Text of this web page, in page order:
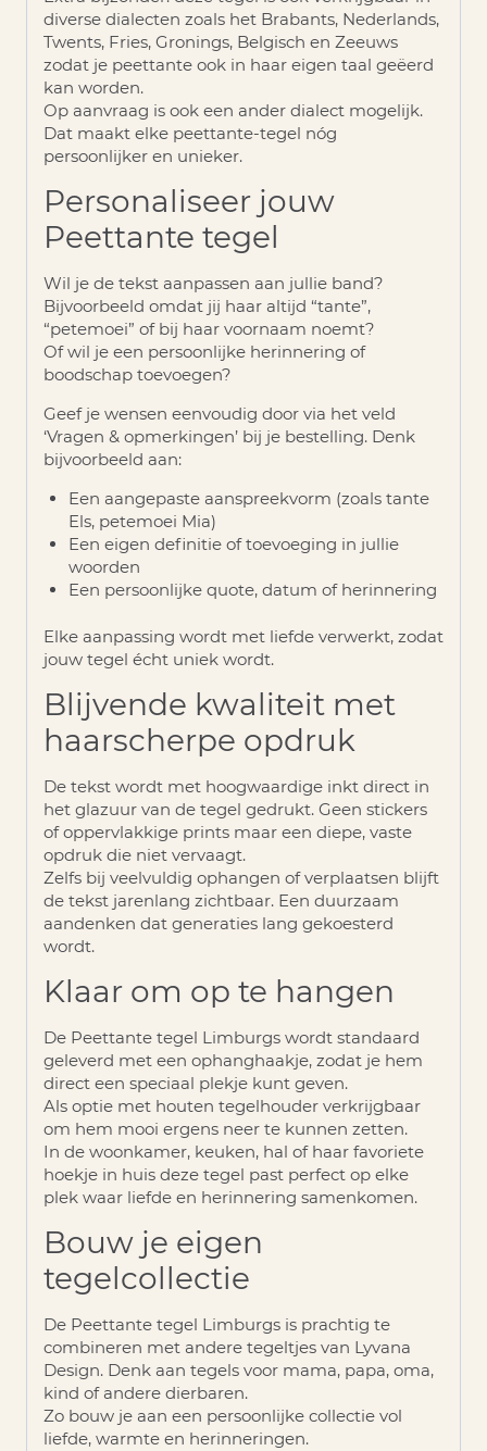
diverse dialecten zoals het Brabants, Nederlands,
Twents, Fries, Gronings, Belgisch en Zeeuws
zodat je peettante ook in haar eigen taal geëerd
kan worden.
Op aanvraag is ook een ander dialect mogelijk.
Dat maakt elke peettante-tegel nóg
persoonlijker en unieker.
Personaliseer jouw
Peettante tegel
Wil je de tekst aanpassen aan jullie band?
Bijvoorbeeld omdat jij haar altijd “tante”,
“petemoei” of bij haar voornaam noemt?
Of wil je een persoonlijke herinnering of
boodschap toevoegen?
Geef je wensen eenvoudig door via het veld
‘Vragen & opmerkingen’ bij je bestelling. Denk
bijvoorbeeld aan:
Een aangepaste aanspreekvorm (zoals tante
Els, petemoei Mia)
Een eigen definitie of toevoeging in jullie
woorden
Een persoonlijke quote, datum of herinnering
Elke aanpassing wordt met liefde verwerkt, zodat
jouw tegel écht uniek wordt.
Blijvende kwaliteit met
haarscherpe opdruk
De tekst wordt met hoogwaardige inkt direct in
het glazuur van de tegel gedrukt. Geen stickers
of oppervlakkige prints maar een diepe, vaste
opdruk die niet vervaagt.
Zelfs bij veelvuldig ophangen of verplaatsen blijft
de tekst jarenlang zichtbaar. Een duurzaam
aandenken dat generaties lang gekoesterd
wordt.
Klaar om op te hangen
De Peettante tegel Limburgs wordt standaard
geleverd met een ophanghaakje, zodat je hem
direct een speciaal plekje kunt geven.
Als optie met houten tegelhouder verkrijgbaar
om hem mooi ergens neer te kunnen zetten.
In de woonkamer, keuken, hal of haar favoriete
hoekje in huis deze tegel past perfect op elke
plek waar liefde en herinnering samenkomen.
Bouw je eigen
tegelcollectie
De Peettante tegel Limburgs is prachtig te
combineren met andere tegeltjes van Lyvana
Design. Denk aan tegels voor mama, papa, oma,
kind of andere dierbaren.
Zo bouw je aan een persoonlijke collectie vol
liefde, warmte en herinneringen.